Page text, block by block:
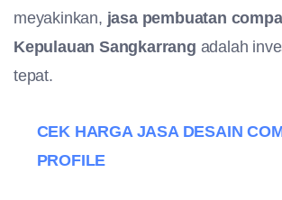
meyakinkan, jasa pembuatan
Kepulauan Sangkarrang adalah
tepat.
CEK HARGA JASA DESAIN
PROFILE